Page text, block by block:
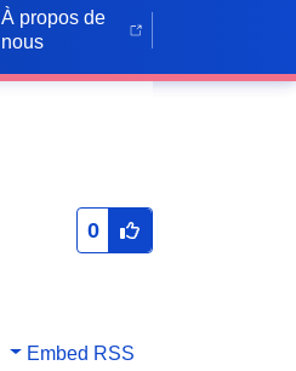
À propos de
nous
0
Embed RSS